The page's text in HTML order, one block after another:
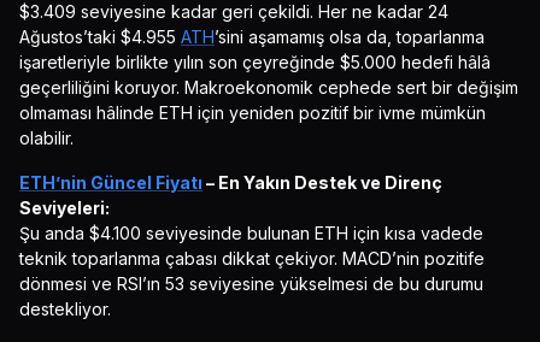
$3.409 seviyesine kadar geri çekildi. Her ne kadar 24
Ağustos’taki $4.955 ATH’sini aşamamış olsa da, toparlanma
işaretleriyle birlikte yılın son çeyreğinde $5.000 hedefi hâlâ
geçerliliğini koruyor. Makroekonomik cephede sert bir değişim
olmaması hâlinde ETH için yeniden pozitif bir ivme mümkün
olabilir.
ETH’nin Güncel Fiyatı – En Yakın Destek ve Direnç
Seviyeleri:
Şu anda $4.100 seviyesinde bulunan ETH için kısa vadede
teknik toparlanma çabası dikkat çekiyor. MACD’nin pozitife
dönmesi ve RSI’ın 53 seviyesine yükselmesi de bu durumu
destekliyor.